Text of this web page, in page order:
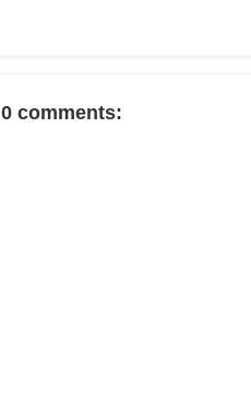
0 comments: